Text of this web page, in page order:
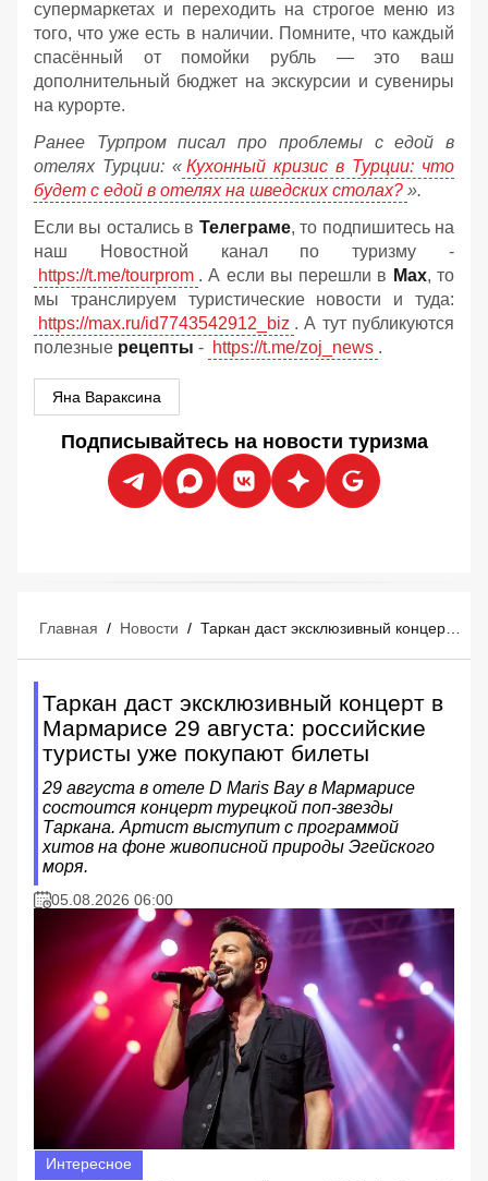
супермаркетах и переходить на строгое меню из
того, что уже есть в наличии. Помните, что каждый
спасённый от помойки рубль — это ваш
дополнительный бюджет на экскурсии и сувениры
на курорте.
Ранее Турпром писал про проблемы с едой в
отелях Турции: « Кухонный кризис в Турции: что
будет с едой в отелях на шведских столах? ».
Если вы остались в Телеграме, то подпишитесь на
наш Новостной канал по туризму -
https://t.me/tourprom . А если вы перешли в Мах, то
мы транслируем туристические новости и туда:
https://max.ru/id7743542912_biz . А тут публикуются
полезные рецепты - https://t.me/zoj_news .
Яна Вараксина
Подписывайтесь на новости туризма
Главная / Новости / Таркан даст эксклюзивный концерт в Мармарисе 29 августа: российские туристы уже покупают билеты
Таркан даст эксклюзивный концерт в
Мармарисе 29 августа: российские
туристы уже покупают билеты
29 августа в отеле D Maris Bay в Мармарисе
состоится концерт турецкой поп-звезды
Таркана. Артист выступит с программой
хитов на фоне живописной природы Эгейского
моря.
05.08.2026 06:00
Интересное